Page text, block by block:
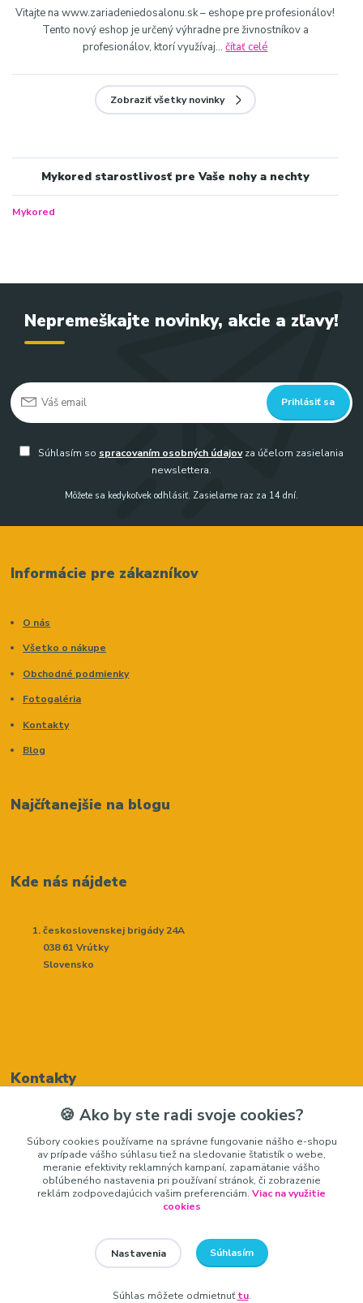
Vitajte na www.zariadeniedosalonu.sk – eshope pre profesionálov!
Tento nový eshop je určený výhradne pre živnostníkov a
profesionálov, ktorí využívaj...čítať celé
Zobraziť všetky novinky
Mykored starostlivosť pre Vaše nohy a nechty
Mykored
Nepremeškajte novinky, akcie a zľavy!
Prihlásiť sa
Súhlasím so spracovaním osobných údajovza účelom zasielania
newslettera.
Môžete sa kedykoľvek odhlásiť. Zasielame raz za 14 dní.
Informácie pre zákazníkov
O nás
Všetko o nákupe
Obchodné podmienky
Fotogaléria
Kontakty
Blog
Najčítanejšie na blogu
Kde nás nájdete
československej brigády 24A
038 61 Vrútky
Slovensko
Kontakty
+421948050205
(Po-Pia, 8-16 hod.)
zariadeniedosalonu@gmail.com
Vytvorené na
Eshop-rychlo.sk
🍪 Ako by ste radi svoje cookies?
Súbory cookies používame na správne fungovanie nášho e-shopu
av prípade vášho súhlasu tiež na sledovanie štatistík o webe,
meranie efektivity reklamných kampaní, zapamätanie vášho
obľúbeného nastavenia pri používaní stránok, či zobrazenie
reklám zodpovedajúcich vašim preferenciám. Viac na využitie
cookies
Nastavenia Súhlasím
Súhlas môžete odmietnuťtu.